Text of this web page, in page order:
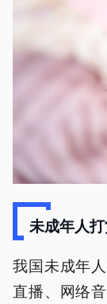
未成年人
我国未成年
直播、网络